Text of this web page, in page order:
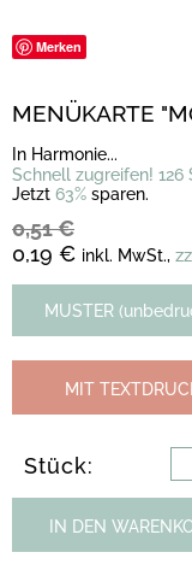
Merken
MENÜKARTE
In Harmonie...
Schnell zugreifen!
Jetzt 63% sparen.
0,51 €
0,19 € inkl. MwSt.,
MUSTER
MIT
Stück:
IN DEN